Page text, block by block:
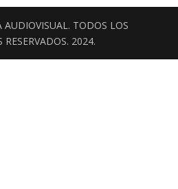
AUDIOVISUAL. TODOS LOS
RESERVADOS. 2024.